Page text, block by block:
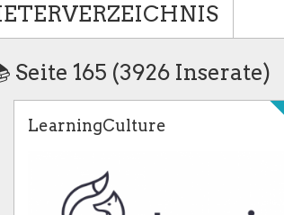
165 (3926 Inserate)
LearningCulture